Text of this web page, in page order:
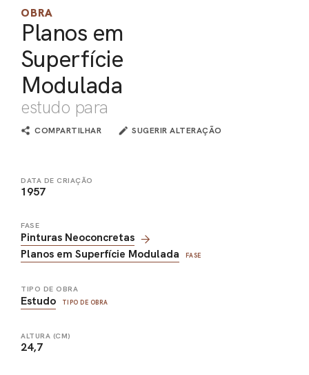
OBRA
Planos em
Superfície
Modulada
estudo para
COMPARTILHAR SUGERIR ALTERAÇÃO
DATA DE CRIAÇÃO
1957
FASE
Pinturas Neoconcretas
Planos em Superfície Modulada
FASE
TIPO DE OBRA
Estudo TIPO DE OBRA
ALTURA (CM)
24,7